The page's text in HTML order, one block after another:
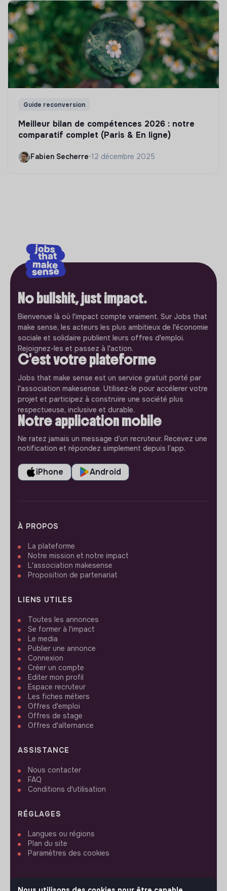
Guide reconversion
Meilleur bilan de compétences 2026 : notre
comparatif complet (Paris & En ligne)
Fabien Secherre•12 décembre 2025
No bullshit, just impact.
Bienvenue là où l'impact compte vraiment. Sur Jobs that
make sense, les acteurs les plus ambitieux de l'économie
sociale et solidaire publient leurs offres d'emploi.
Rejoignez-les et passez à l'action.
C'est votre plateforme
Jobs that make sense est un service gratuit porté par
l'association makesense. Utilisez-le pour accélerer votre
projet et participez à construire une société plus
respectueuse, inclusive et durable.
Notre application mobile
Ne ratez jamais un message d’un recruteur. Recevez une
notification et répondez simplement depuis l’app.
iPhone Android
À PROPOS
La plateforme
Notre mission et notre impact
L'association makesense
Proposition de partenariat
LIENS UTILES
Toutes les annonces
Se former à l'impact
Le media
Publier une annonce
Connexion
Créer un compte
Editer mon profil
Espace recruteur
Les fiches métiers
Offres d'emploi
Offres de stage
Offres d'alternance
ASSISTANCE
Nous contacter
FAQ
Conditions d'utilisation
RÉGLAGES
Langues ou régions
Plan du site
Paramètres des cookies